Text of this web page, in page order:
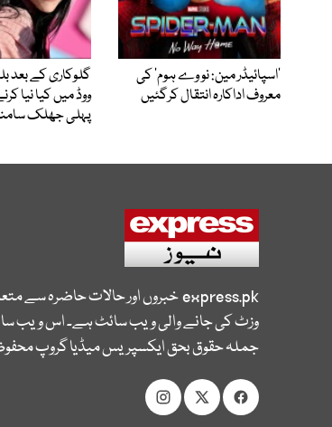
’اسپائیڈر مین: نو وے ہوم‘ کی
معروف اداکارہ انتقال کرگئیں
گلوکاری کے بعد
ووڈ میں کیا نیا
پہلی جھلک
express.pkخبروں اور حالات حاضرہ سے
وزٹ کی جانے والی ویب سائٹ ہے۔ اس ویب
جملہ حقوق بحق ایکسپریس میڈیا گروپ